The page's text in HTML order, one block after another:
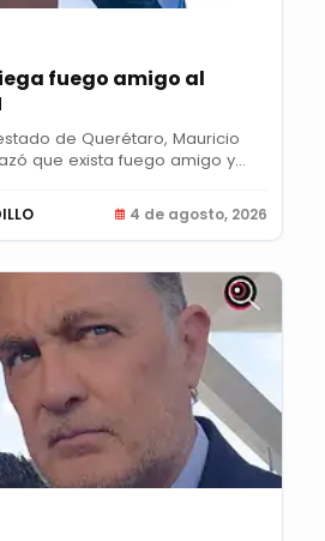
fuego amigo al
de Querétaro, Mauricio
que exista fuego amigo y...
4 de agosto, 2026